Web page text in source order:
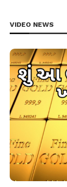
VIDEO NEWS